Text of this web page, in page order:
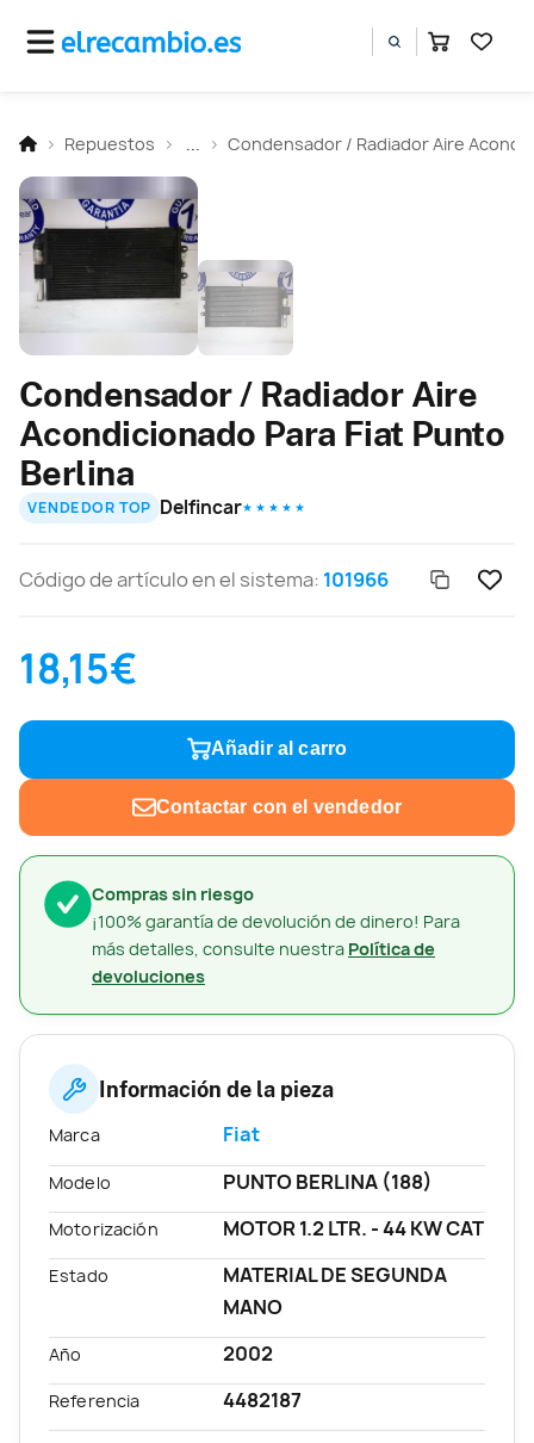
Repuestos Condensador / Radiador Aire
Compras sin riesgo
¡100% garantía de devolución de dinero! Para
más detalles, consulte nuestra Política de
devoluciones
Condensador / Radiador Aire
Acondicionado Para Fiat Punto
Berlina
VENDEDOR TOP Delfincar★ ★ ★ ★ ★
Código de artículo en el sistema: 101966
18,15€
Añadir al carro
Contactar con el vendedor
Información de la pieza
Marca Fiat
Modelo PUNTO BERLINA (188)
Motorización MOTOR 1.2 LTR. - 44 KW CAT
Estado
MATERIAL DE SEGUNDA
MANO
Año 2002
Referencia 4482187